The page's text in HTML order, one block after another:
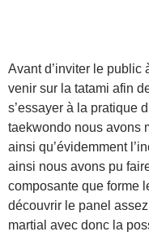
Avant d’inviter le public
venir sur la tatami afin
s’essayer à la pratique
taekwondo nous avons
ainsi qu’évidemment
ainsi nous avons pu
composante que forme
découvrir le panel
martial avec donc la